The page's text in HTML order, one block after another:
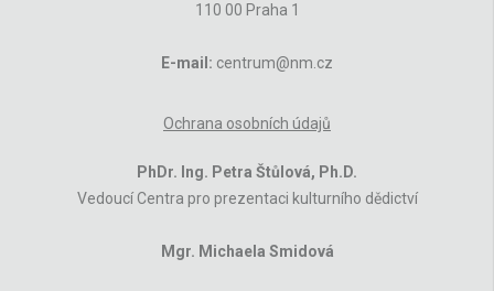
110 00 Praha 1
E-mail: centrum@nm.cz
Ochrana osobních údajů
PhDr. Ing. Petra Štůlová, Ph.D.
Vedoucí Centra pro prezentaci kulturního dědictví
Mgr. Michaela Smidová